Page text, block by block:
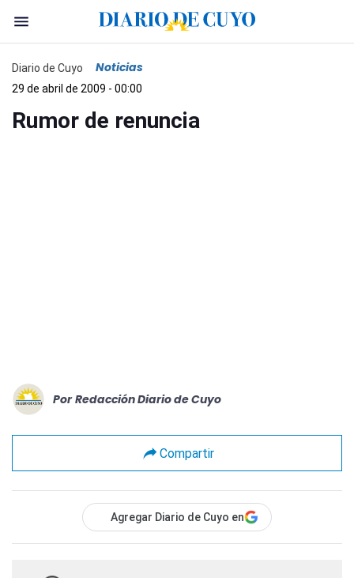
Diario de Cuyo Noticias
29 de abril de 2009 - 00:00
Rumor de renuncia
Por Redacción Diario de Cuyo
Compartir
Agregar Diario de Cuyo en